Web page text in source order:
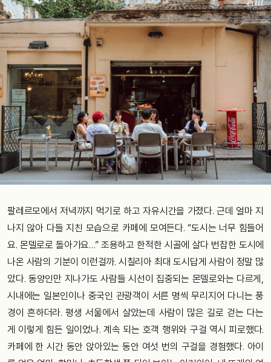
팔레르모에서 저녁까지 먹기로 하고 자유시간을 가졌다. 근데 얼마 지
나지 않아 다들 지친 모습으로 카페에 모여든다. “도시는 너무 힘들어
요. 몬델로로 돌아가요…” 조용하고 한적한 시골에 살다 번잡한 도시에
나온 사람의 기분이 이런걸까. 시칠리아 최대 도시답게 사람이 정말 많
았다. 동양인만 지나가도 사람들 시선이 집중되는 몬델로와는 다르게,
시내에는 일본인이나 중국인 관광객이 서른 명씩 무리지어 다니는 풍
경이 흔하더라. 평생 서울에서 살았는데 사람이 많은 길로 걷는 다는
게 이렇게 힘든 일이었나. 계속 되는 호객 행위와 구걸 역시 피로했다.
카페에 한 시간 동안 앉아있는 동안 여섯 번의 구걸을 경험했다. 아이